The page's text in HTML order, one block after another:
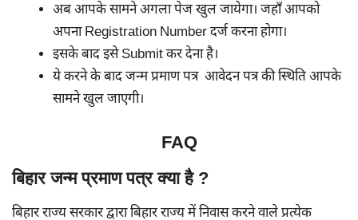
अब आपके सामने अगला पेज खुल जायेगा। जहाँ आपको
अपना Registration Number दर्ज करना होगा।
इसके बाद इसे Submit कर देना है।
ये करने के बाद जन्म प्रमाण पत्र आवेदन पत्र की स्थिति आपके
सामने खुल जाएगी।
FAQ
बिहार जन्म प्रमाण पत्र क्या है ?
बिहार राज्य सरकार द्वारा बिहार राज्य में निवास करने वाले प्रत्येक